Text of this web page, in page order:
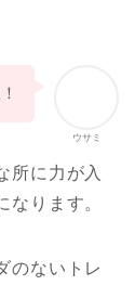
ウサミ
所に力が入
なります。
のないトレ